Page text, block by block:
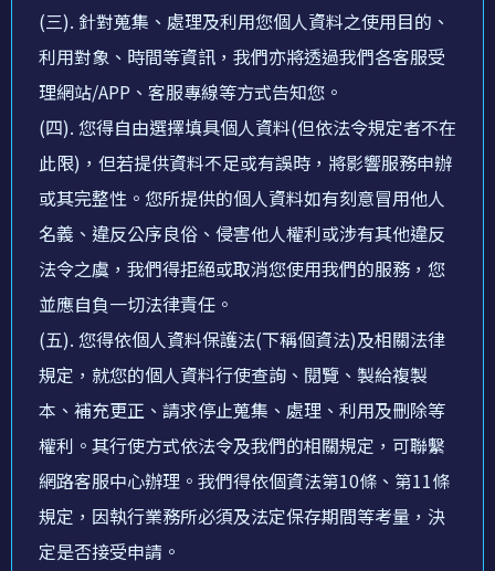
(三). 針對蒐集、處理及利用您個人資料之使用目的、
利用對象、時間等資訊，我們亦將透過我們各客服受
理網站/APP、客服專線等方式告知您。
(四). 您得自由選擇填具個人資料(但依法令規定者不在
此限)，但若提供資料不足或有誤時，將影響服務申辦
或其完整性。您所提供的個人資料如有刻意冒用他人
名義、違反公序良俗、侵害他人權利或涉有其他違反
法令之虞，我們得拒絕或取消您使用我們的服務，您
並應自負一切法律責任。
(五). 您得依個人資料保護法(下稱個資法)及相關法律
規定，就您的個人資料行使查詢、閱覽、製給複製
本、補充更正、請求停止蒐集、處理、利用及刪除等
權利。其行使方式依法令及我們的相關規定，可聯繫
網路客服中心辦理。我們得依個資法第10條、第11條
規定，因執行業務所必須及法定保存期間等考量，決
定是否接受申請。